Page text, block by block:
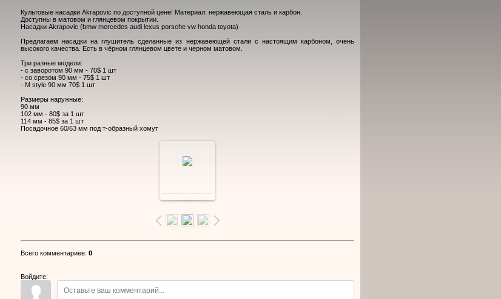
Культовые насадки Akrapovic по доступной цене! Материал: нержавеющая сталь и карбон.
Доступны в матовом и глянцевом покрытии.
Насадки Akrapovic (bmw mercedes audi lexus porsche vw honda toyota)
Предлагаем насадки на глушитель сделанные из нержавеющей стали с настоящим карбоном, очень
высокого качества. Есть в чёрном глянцевом цвете и черном матовом.
Три разные модели:
- с заворотом 90 мм - 70$ 1 шт
- со срезом 90 мм - 75$ 1 шт
- M style 90 мм 70$ 1 шт
Размеры наружные:
90 мм
102 мм - 80$ за 1 шт
114 мм - 85$ за 1 шт
Посадочное 60/63 мм под т-образный хомут
размере
Всего комментариев: 0
Войдите: